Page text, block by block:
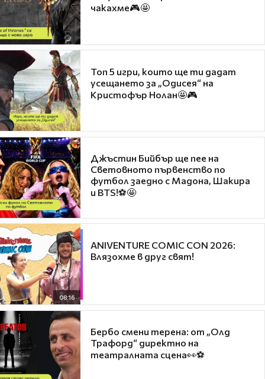
чакахме🎮🤩
Топ 5 игри, които ще ти дадат
усещането за „Одисея“ на
Кристофър Нолан🤩🎮
Джъстин Бийбър ще пее на
Световното първенство по
футбол заедно с Мадона, Шакира
и BTS!⚽🤩
08:16
ANIVENTURE COMIC CON 2026:
Влязохме в друг свят!
Бербо смени терена: от „Олд
Трафорд“ директно на
театралната сцена👀⚽